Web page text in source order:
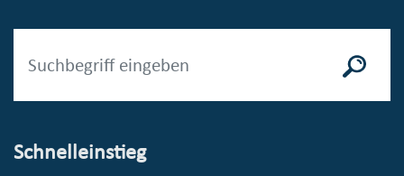
Schnelleinstieg